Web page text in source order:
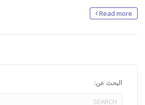
Read more
البحث عن: